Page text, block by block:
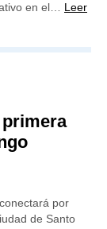
en el… Leer
por
de Santo